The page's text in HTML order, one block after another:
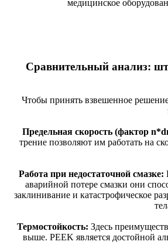
медицинское
Сравнительный анализ:
Чтобы принять взвешенное
Предельная скорость (фактор
трение позволяют им работать на
Работа при недостаточной смазке:
аварийной потере смазки они
заклинивание и катастрофическое
Термостойкость: Здесь
выше. PEEK является достойной